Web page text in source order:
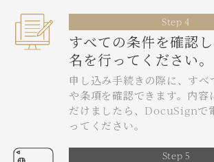
Step 4
すべての条件を確認
名を行ってください。
申し込み手続きの際に、すべ
や条項を確認できます。内容
だけましたら、DocuSignで
ってください。
Step 5